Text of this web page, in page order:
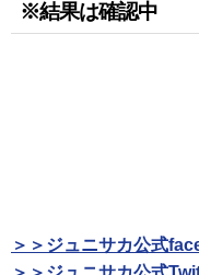
※結果は確認中
＞＞ジュニサカ公式